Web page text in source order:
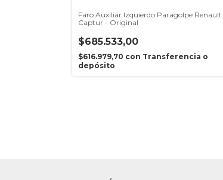
Faro Auxiliar Izquierdo Paragolpe Renault
Captur - Original
$685.533,00
$616.979,70 con Transferencia o
depósito